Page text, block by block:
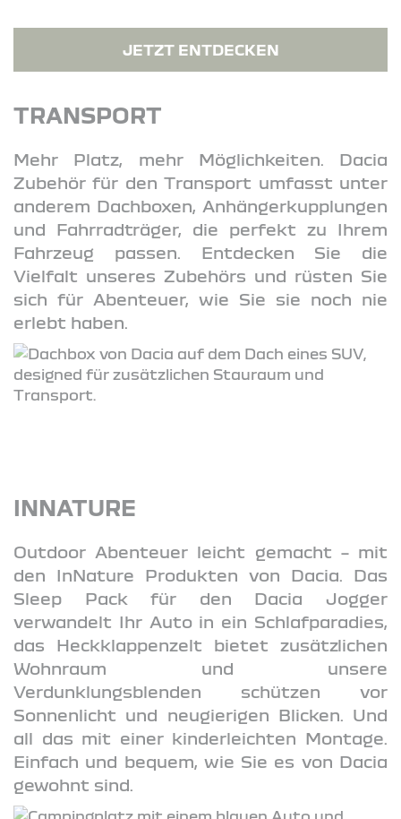
JETZT ENTDECKEN
TRANSPORT
Mehr Platz, mehr Möglichkeiten. Dacia
Zubehör für den Transport umfasst unter
anderem Dachboxen, Anhängerkupplungen
und Fahrradträger, die perfekt zu Ihrem
Fahrzeug passen. Entdecken Sie die
Vielfalt unseres Zubehörs und rüsten Sie
sich für Abenteuer, wie Sie sie noch nie
erlebt haben.
INNATURE
Outdoor Abenteuer leicht gemacht – mit
den InNature Produkten von Dacia. Das
Sleep Pack für den Dacia Jogger
verwandelt Ihr Auto in ein Schlafparadies,
das Heckklappenzelt bietet zusätzlichen
Wohnraum und unsere
Verdunklungsblenden schützen vor
Sonnenlicht und neugierigen Blicken. Und
all das mit einer kinderleichten Montage.
Einfach und bequem, wie Sie es von Dacia
gewohnt sind.